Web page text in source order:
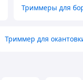
Триммеры для
Триммер для